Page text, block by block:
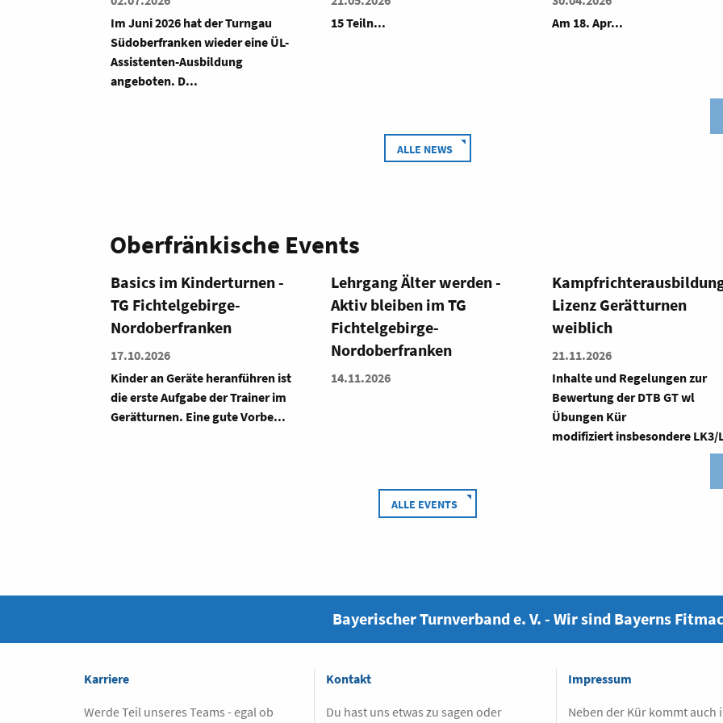
15 Teiln...
Am 18. Apr...
ALLE NEWS
Oberfränkische Events
Lehrgang Älter werden -
Aktiv bleiben im TG
Fichtelgebirge-
Nordoberfranken
14.11.2026
Kampfrichterausbildung C-
Lizenz Gerätturnen
weiblich
21.11.2026
Inhalte und Regelungen zur
Fitness 360° - Die ganze
Vielfalt des
Fitnesstrainings
05.12.2026
Man kann in Lehrgängen nicht
immer nur neue Sachen
hier wollen wir Themen wieder
auf...
ALLE EVENTS
Bayerischer Turnverband e. V. - Wir sind Bayerns
Karriere
Werde Teil unseres Teams - egal ob
Kontakt
Du hast uns etwas zu sagen oder
Impressum
Neben der Kür kommt auch